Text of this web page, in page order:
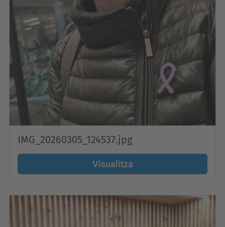
IMG_20260305_124537.jpg
Visualitza